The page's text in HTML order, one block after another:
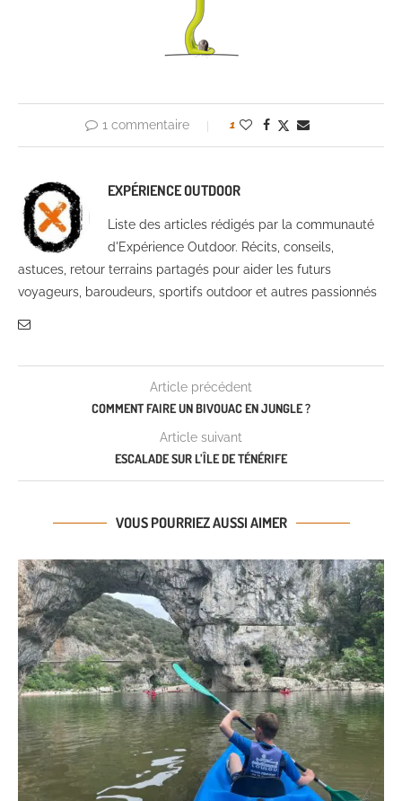
1 commentaire 1
EXPÉRIENCE OUTDOOR
Liste des articles rédigés par la communauté
d'Expérience Outdoor. Récits, conseils,
astuces, retour terrains partagés pour aider les futurs
voyageurs, baroudeurs, sportifs outdoor et autres passionnés
Article précédent
COMMENT FAIRE UN BIVOUAC EN JUNGLE ?
Article suivant
ESCALADE SUR L’ÎLE DE TÉNÉRIFE
VOUS POURRIEZ AUSSI AIMER